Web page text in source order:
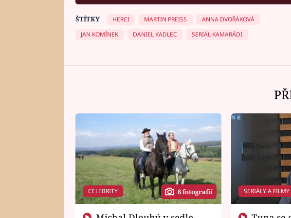
ŠTÍTKY HERCI MARTIN PREISS
ANNA DVOŘÁKOVÁ
JAN KOMÍNEK
DANIEL KADLEC SERIÁL KAMARÁDI
CELEBRITY 8 fotografií SERIÁLY A FILMY